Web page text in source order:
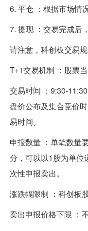
6. 平仓 ：根据市场情
7. 提现 ：交易完成后
请注意，科创板交易
T+1交易机制 ：股票
交易时间 ：9:30-
盘价公布及集合竞价
易时间。
申报数量 ：单笔数量
分，可以以1股为单位
次性申报卖出。
涨跌幅限制 ：科创板
卖出申报价格下限 ：